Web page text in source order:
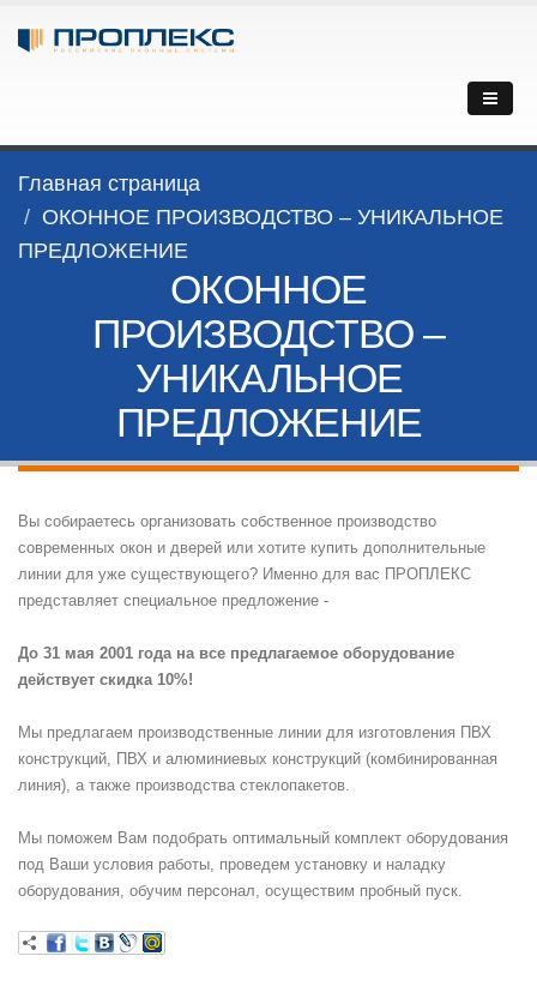
Главная страница
ОКОННОЕ ПРОИЗВОДСТВО – УНИКАЛЬНОЕ
ПРЕДЛОЖЕНИЕ
ОКОННОЕ
ПРОИЗВОДСТВО –
УНИКАЛЬНОЕ
ПРЕДЛОЖЕНИЕ
Вы собираетесь организовать собственное производство
современных окон и дверей или хотите купить дополнительные
линии для уже существующего? Именно для вас ПРОПЛЕКС
представляет специальное предложение -
До 31 мая 2001 года на все предлагаемое оборудование
действует скидка 10%!
Мы предлагаем производственные линии для изготовления ПВХ
конструкций, ПВХ и алюминиевых конструкций (комбинированная
линия), а также производства стеклопакетов.
Мы поможем Вам подобрать оптимальный комплект оборудования
под Ваши условия работы, проведем установку и наладку
оборудования, обучим персонал, осуществим пробный пуск.